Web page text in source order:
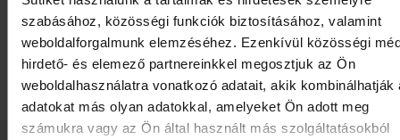
szabásához, közösségi funkciók biztosításához, valamint
weboldalforgalmunk elemzéséhez. Ezenkívül közösségi
hirdető- és elemező partnereinkkel megosztjuk az Ön
weboldalhasználatra vonatkozó adatait, akik kombinálhatják
adatokat más olyan adatokkal, amelyeket Ön adott meg
számukra vagy az Ön által használt más szolgáltatásokból
Denver DVH-7787
Raktáron 20 300 Ft